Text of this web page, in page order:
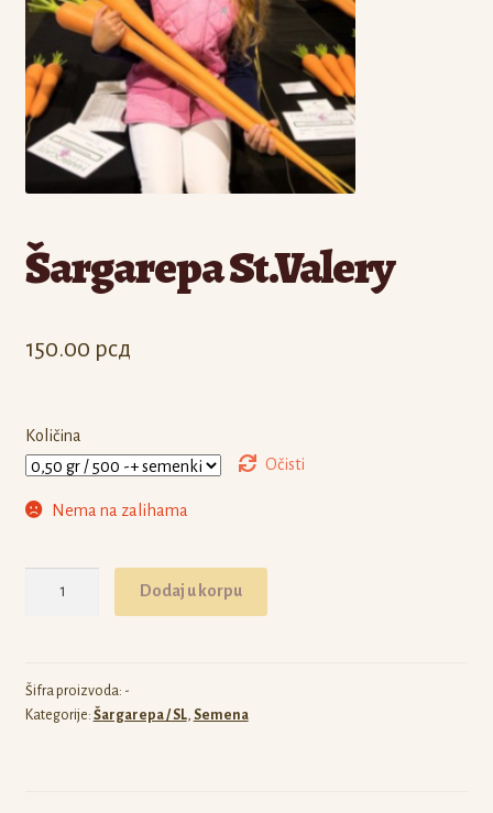
Odjava
Registracija
Šargarepa St.Valery
150.00 рсд
Količina
Očisti
Nema na zalihama
Dodaj u korpu
Šifra proizvoda: -
Kategorije: Šargarepa / SL, Semena